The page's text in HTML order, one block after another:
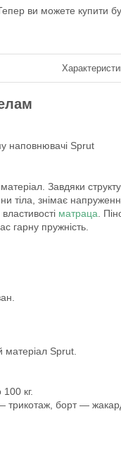
ви можете купити
наповнювачі Sprut
Завдяки
тіла, знімає
матраца .
гарну пружність.
матеріал Sprut.
кг.
трикотаж, борт —